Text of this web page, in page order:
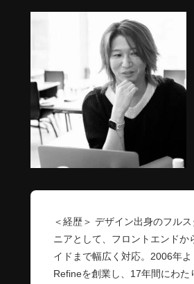
＜経歴＞ デザイン出身のフル
ニアとして、フロントエンドか
イドまで幅広く対応。2006年
Refineを創業し、17年間にわた